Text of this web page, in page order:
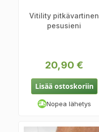
Vitility pitkävartinen
pesusieni
20,90 €
Lisää ostoskoriin
Nopea lähetys